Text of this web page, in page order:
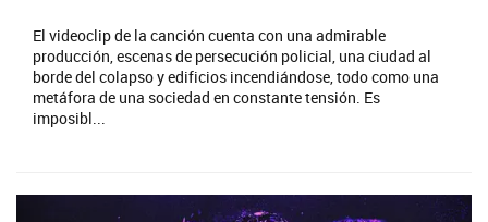
El videoclip de la canción cuenta con una admirable
producción, escenas de persecución policial, una ciudad al
borde del colapso y edificios incendiándose, todo como una
metáfora de una sociedad en constante tensión. Es
imposibl...